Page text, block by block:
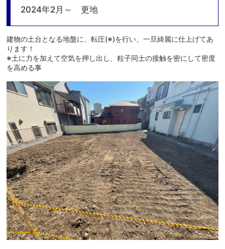
2024年2月～ 更地
建物の土台となる地盤に、転圧(※)を行い、一旦綺麗に仕上げてあ
ります！
※土に力を加えて空気を押し出し、粒子同士の接触を密にして密度
を高める事